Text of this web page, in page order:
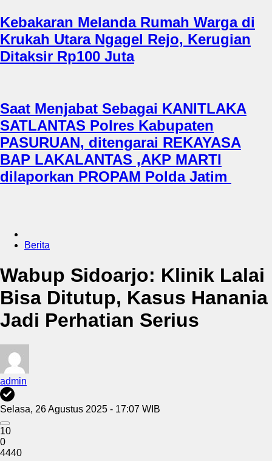
Kebakaran Melanda Rumah Warga di
Krukah Utara Ngagel Rejo, Kerugian
Ditaksir Rp100 Juta
Saat Menjabat Sebagai KANITLAKA
SATLANTAS Polres Kabupaten
PASURUAN, ditengarai REKAYASA
BAP LAKALANTAS ,AKP MARTI
dilaporkan PROPAM Polda Jatim
Berita
Wabup Sidoarjo: Klinik Lalai
Bisa Ditutup, Kasus Hanania
Jadi Perhatian Serius
admin
Selasa, 26 Agustus 2025 - 17:07 WIB
10
0
4440